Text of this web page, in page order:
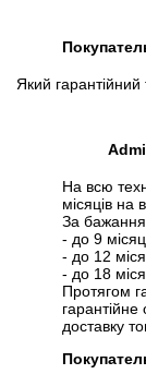
Який гарантійний
На всю
місяців на
За
- до 9
- до 12
- до 18
Протягом
доставку